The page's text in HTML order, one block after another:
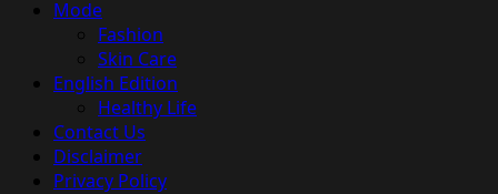
Mode
Fashion
Skin Care
English Edition
Healthy Life
Contact Us
Disclaimer
Privacy Policy